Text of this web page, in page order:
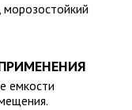
морозостойкий
емкости